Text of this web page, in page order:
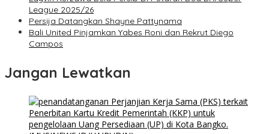
League 2025/26
Persija Datangkan Shayne Pattynama
Bali United Pinjamkan Yabes Roni dan Rekrut Diego
Campos
Jangan Lewatkan